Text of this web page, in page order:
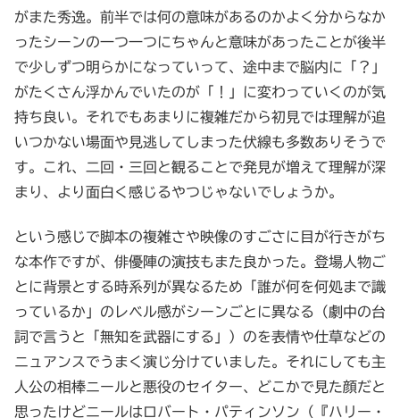
がまた秀逸。前半では何の意味があるのかよく分からなか
ったシーンの一つ一つにちゃんと意味があったことが後半
で少しずつ明らかになっていって、途中まで脳内に「？」
がたくさん浮かんでいたのが「！」に変わっていくのが気
持ち良い。それでもあまりに複雑だから初見では理解が追
いつかない場面や見逃してしまった伏線も多数ありそうで
す。これ、二回・三回と観ることで発見が増えて理解が深
まり、より面白く感じるやつじゃないでしょうか。
という感じで脚本の複雑さや映像のすごさに目が行きがち
な本作ですが、俳優陣の演技もまた良かった。登場人物ご
とに背景とする時系列が異なるため「誰が何を何処まで識
っているか」のレベル感がシーンごとに異なる（劇中の台
詞で言うと「無知を武器にする」）のを表情や仕草などの
ニュアンスでうまく演じ分けていました。それにしても主
人公の相棒ニールと悪役のセイター、どこかで見た顔だと
思ったけどニールはロバート・パティンソン（『ハリー・